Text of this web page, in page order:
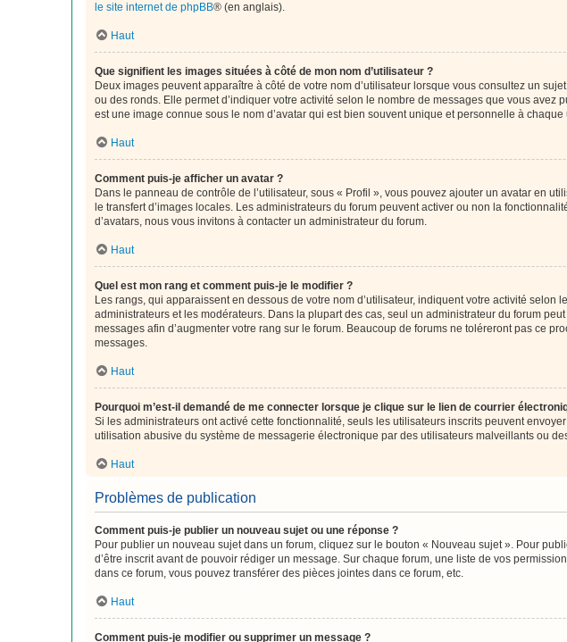
le site internet de phpBB® (en anglais).
Haut
Que signifient les images situées à côté de mon nom d’utilisateur ?
Deux images peuvent apparaître à côté de votre nom d’utilisateur lorsque vous consultez un
ou des ronds. Elle permet d’indiquer votre activité selon le nombre de messages que vous
est une image connue sous le nom d’avatar qui est bien souvent unique et personnelle à chaque
Haut
Comment puis-je afficher un avatar ?
Dans le panneau de contrôle de l’utilisateur, sous « Profil », vous pouvez ajouter un avatar en
le transfert d’images locales. Les administrateurs du forum peuvent activer ou non la
d’avatars, nous vous invitons à contacter un administrateur du forum.
Haut
Quel est mon rang et comment puis-je le modifier ?
Les rangs, qui apparaissent en dessous de votre nom d’utilisateur, indiquent votre activité
administrateurs et les modérateurs. Dans la plupart des cas, seul un administrateur du forum
messages afin d’augmenter votre rang sur le forum. Beaucoup de forums ne toléreront pas ce
messages.
Haut
Pourquoi m’est-il demandé de me connecter lorsque je clique sur le lien de courrier
Si les administrateurs ont activé cette fonctionnalité, seuls les utilisateurs inscrits peuvent
utilisation abusive du système de messagerie électronique par des utilisateurs malveillants ou
Haut
Problèmes de publication
Comment puis-je publier un nouveau sujet ou une réponse ?
Pour publier un nouveau sujet dans un forum, cliquez sur le bouton « Nouveau sujet ». Pour
d’être inscrit avant de pouvoir rédiger un message. Sur chaque forum, une liste de vos
dans ce forum, vous pouvez transférer des pièces jointes dans ce forum, etc.
Haut
Comment puis-je modifier ou supprimer un message ?